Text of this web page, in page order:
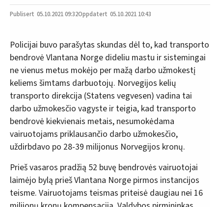
05.10.202109:32 05.10.2021 10:43
Policijai buvo parašytas skundas dėl to, kad transporto
bendrovė Vlantana Norge dideliu mastu ir sistemingai
ne vienus metus mokėjo per mažą darbo užmokestį
keliems šimtams darbuotojų. Norvegijos kelių
transporto direkcija (Statens vegvesen) vadina tai
darbo užmokesčio vagyste ir teigia, kad transporto
bendrovė kiekvienais metais, nesumokėdama
vairuotojams priklausančio darbo užmokesčio,
uždirbdavo po 28-39 milijonus Norvegijos kronų.
Prieš vasaros pradžią 52 buvę bendrovės vairuotojai
laimėjo bylą prieš Vlantana Norge pirmos instancijos
teisme. Vairuotojams teismas priteisė daugiau nei 16